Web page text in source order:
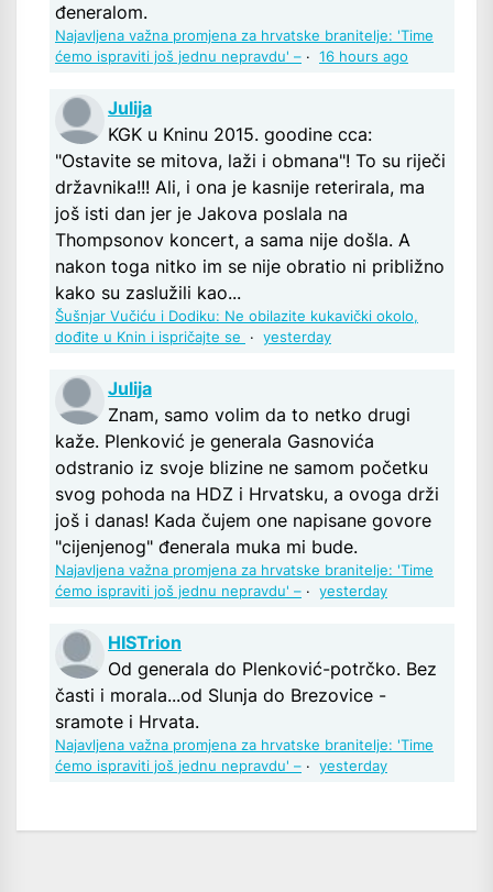
đeneralom.
Najavljena važna promjena za hrvatske branitelje: 'Time
ćemo ispraviti još jednu nepravdu' – · 16 hours ago
Julija
KGK u Kninu 2015. goodine cca:
"Ostavite se mitova, laži i obmana"! To su riječi
državnika!!! Ali, i ona je kasnije reterirala, ma
još isti dan jer je Jakova poslala na
Thompsonov koncert, a sama nije došla. A
nakon toga nitko im se nije obratio ni približno
kako su zaslužili kao...
Šušnjar Vučiću i Dodiku: Ne obilazite kukavički okolo,
dođite u Knin i ispričajte se
· yesterday
Julija
Znam, samo volim da to netko drugi
kaže. Plenković je generala Gasnovića
odstranio iz svoje blizine ne samom početku
svog pohoda na HDZ i Hrvatsku, a ovoga drži
još i danas! Kada čujem one napisane govore
"cijenjenog" đenerala muka mi bude.
Najavljena važna promjena za hrvatske branitelje: 'Time
ćemo ispraviti još jednu nepravdu' – · yesterday
HISTrion
Od generala do Plenković-potrčko. Bez
časti i morala...od Slunja do Brezovice -
sramote i Hrvata.
Najavljena važna promjena za hrvatske branitelje: 'Time
ćemo ispraviti još jednu nepravdu' – · yesterday